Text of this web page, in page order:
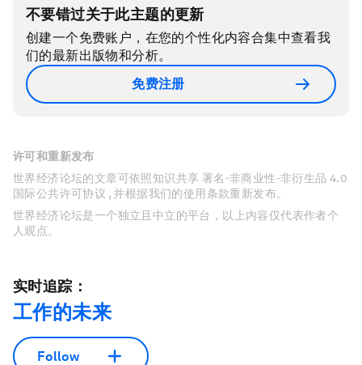
不要错过关于此主题的更新
创建一个免费账户，在您的个性化内容合集中查看我
们的最新出版物和分析。
免费注册
许可和重新发布
世界经济论坛的文章可依照知识共享 署名-非商业性-非衍生品 4.0
国际公共许可协议 , 并根据我们的使用条款重新发布。
世界经济论坛是一个独立且中立的平台，以上内容仅代表作者个
人观点。
实时追踪：
工作的未来
Follow